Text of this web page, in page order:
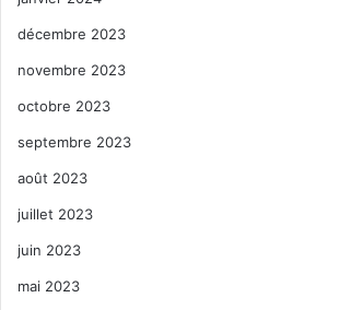
décembre 2023
novembre 2023
octobre 2023
septembre 2023
août 2023
juillet 2023
juin 2023
mai 2023